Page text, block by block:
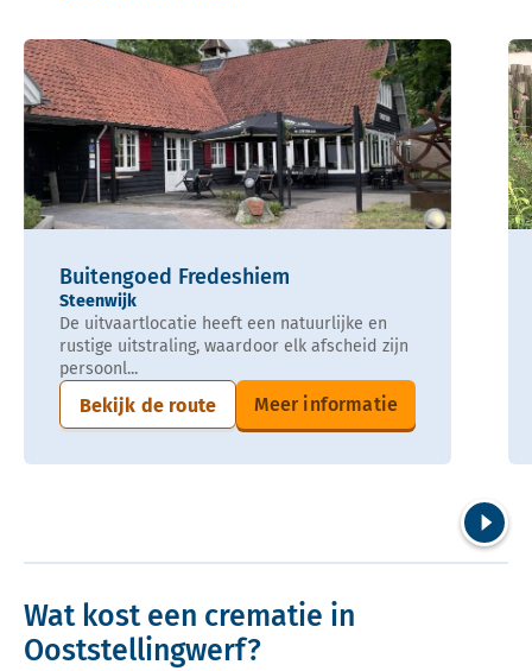
Buitengoed Fredeshiem
Steenwijk
De uitvaartlocatie heeft een natuurlijke en
rustige uitstraling, waardoor elk afscheid zijn
persoonl...
Bekijk de route Meer informatie
Wat kost een crematie in
Ooststellingwerf?